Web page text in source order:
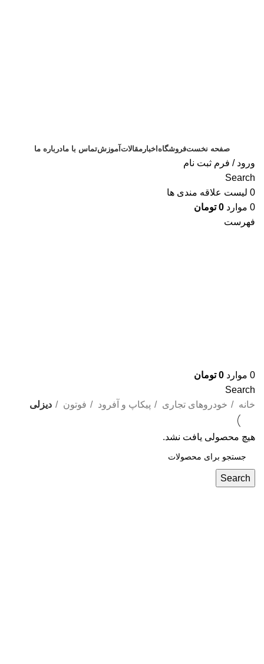
صفحه نخستفروشگاه اخبار مقالات آموزشتماس با مادرباره ما
ورود / فرم ثبت نام
Search
0 لیست علاقه مندی ها
0 موارد 0 تومان
فهرست
0 موارد 0 تومان
Search
خانه
خودروهای تجاری پیکاپ و آفرود فوتون دیزلی
هیچ محصولی یافت نشد.
Search